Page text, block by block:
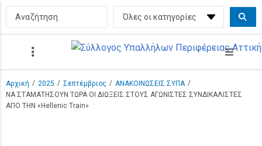
Αρχική / 2025 / Σεπτέμβριος / ΑΝΑΚΟΙΝΩΣΕΙΣ ΣΥΠΑ /
ΝΑ ΣΤΑΜΑΤΗΣΟΥΝ ΤΩΡΑ ΟΙ ΔΙΩΞΕΙΣ ΣΤΟΥΣ ΑΓΩΝΙΣΤΕΣ ΣΥΝΔΙΚΑΛΙΣΤΕΣ
ΑΠΟ ΤΗΝ «Hellenic Train»